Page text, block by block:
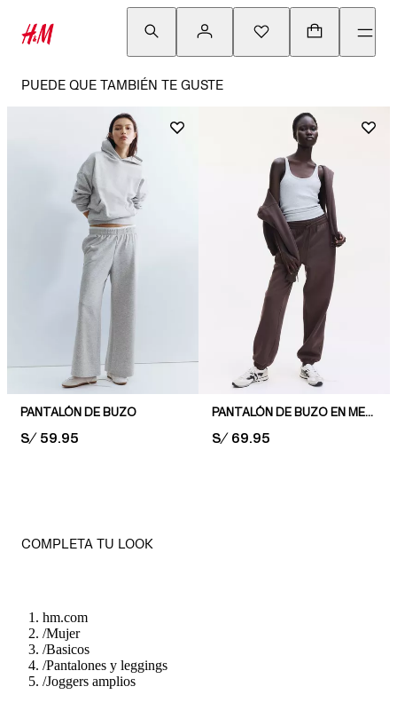
PUEDE QUE TAMBIÉN TE GUSTE
PANTALÓN DE BUZO
PRICE:
S/ 59.95
PANTALÓN DE BUZO EN MEZCLA DE ALGODÓN
PRICE:
S/ 69.95
COMPLETA TU LOOK
hm.com
/Mujer
/Basicos
/Pantalones y leggings
/Joggers amplios